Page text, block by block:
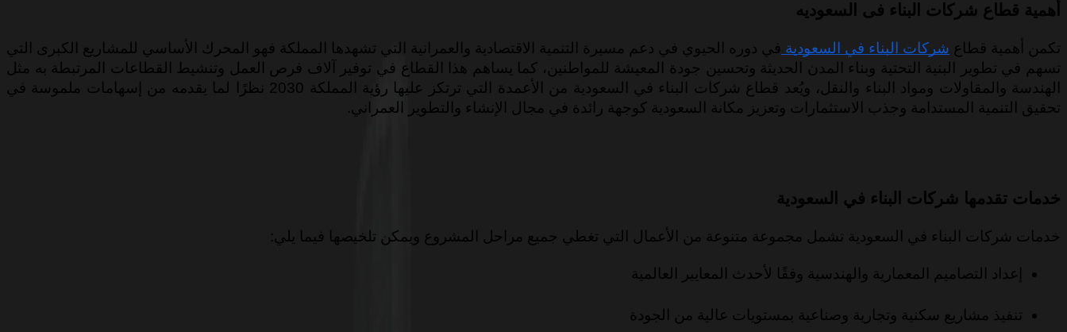
أهمية قطاع شركات البناء فى السعوديه
تكمن أهمية قطاع شركات البناء في السعودية في دوره الحيوي في دعم مسيرة التنمية الاقتصادية والعمرانية التي تشهدها المملكة فهو المحرك الأساسي للمشاريع الكبرى التي
تسهم في تطوير البنية التحتية وبناء المدن الحديثة وتحسين جودة المعيشة للمواطنين، كما يساهم هذا القطاع في توفير آلاف فرص العمل وتنشيط القطاعات المرتبطة به مثل
الهندسة والمقاولات ومواد البناء والنقل، ويُعد قطاع شركات البناء في السعودية من الأعمدة التي ترتكز عليها رؤية المملكة 2030 نظرًا لما يقدمه من إسهامات ملموسة في
تحقيق التنمية المستدامة وجذب الاستثمارات وتعزيز مكانة السعودية كوجهة رائدة في مجال الإنشاء والتطوير العمراني.
خدمات تقدمها شركات البناء في السعودية
خدمات شركات البناء في السعودية تشمل مجموعة متنوعة من الأعمال التي تغطي جميع مراحل المشروع ويمكن تلخيصها فيما يلي:
إعداد التصاميم المعمارية والهندسية وفقًا لأحدث المعايير العالمية
تنفيذ مشاريع سكنية وتجارية وصناعية بمستويات عالية من الجودة